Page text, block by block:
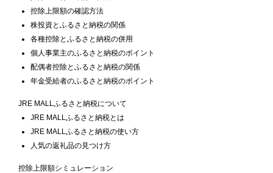
控除上限額の確認方法
株投資とふるさと納税の関係
各種控除とふるさと納税の併用
個人事業主のふるさと納税のポイント
配偶者控除とふるさと納税の関係
年金受給者のふるさと納税のポイント
JRE MALLふるさと納税について
JRE MALLふるさと納税とは
JRE MALLふるさと納税の使い方
人気の返礼品の見つけ方
控除上限額シミュレーション